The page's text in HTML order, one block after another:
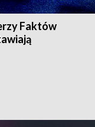
Faktów